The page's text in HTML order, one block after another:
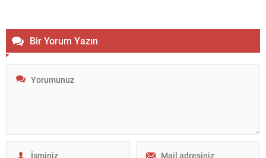
Bir Yorum Yazın